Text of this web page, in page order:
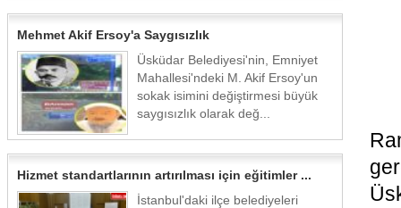
Mehmet Akif Ersoy'a Saygısızlık
Üsküdar Belediyesi'nin, Emniyet
Mahallesi'ndeki M. Akif Ersoy'un
sokak isimini değiştirmesi büyük
saygısızlık olarak değ...
Hizmet standartlarının artırılması için eğitimler ...
İstanbul'daki ilçe belediyeleri